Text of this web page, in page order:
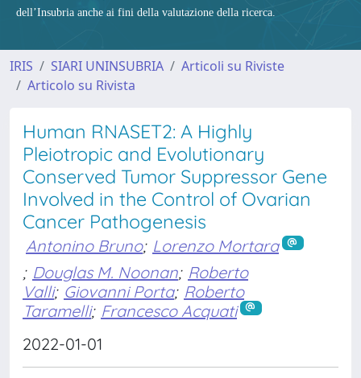
dell’Insubria anche ai fini della valutazione della ricerca.
IRIS SIARI UNINSUBRIA
Articoli su Riviste
Articolo su Rivista
Human RNASET2: A Highly
Pleiotropic and Evolutionary
Conserved Tumor Suppressor Gene
Involved in the Control of Ovarian
Cancer Pathogenesis
Antonino Bruno; Lorenzo Mortara
; Douglas M. Noonan; Roberto
Valli; Giovanni Porta; Roberto
Taramelli; Francesco Acquati
2022-01-01